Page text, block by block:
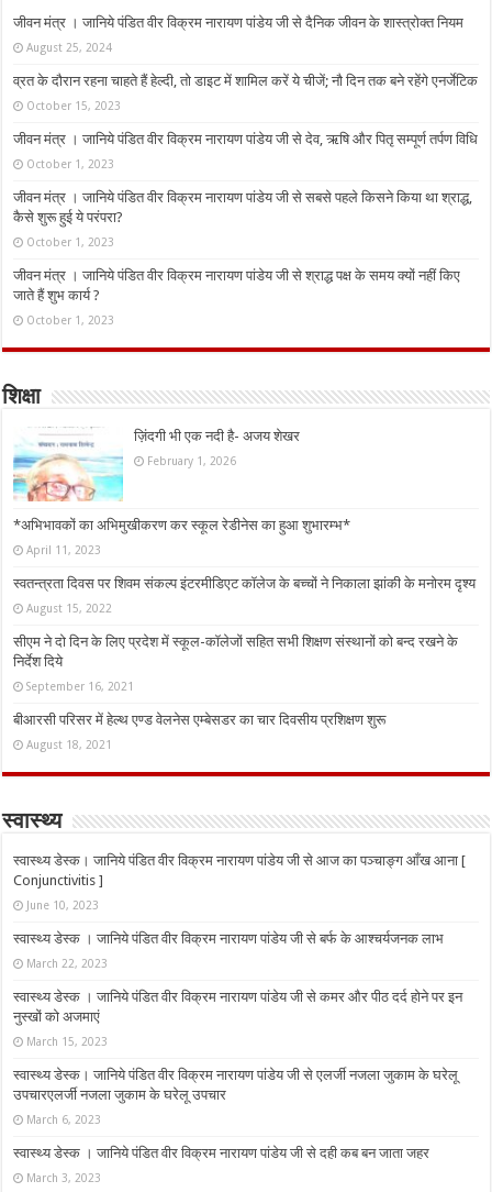
जीवन मंत्र । जानिये पंडित वीर विक्रम नारायण पांडेय जी से दैनिक जीवन के शास्त्रोक्त नियम
August 25, 2024
व्रत के दौरान रहना चाहते हैं हेल्दी, तो डाइट में शामिल करें ये चीजें; नौ दिन तक बने रहेंगे एनर्जेटिक
October 15, 2023
जीवन मंत्र । जानिये पंडित वीर विक्रम नारायण पांडेय जी से देव, ऋषि और पितृ सम्पूर्ण तर्पण विधि
October 1, 2023
जीवन मंत्र । जानिये पंडित वीर विक्रम नारायण पांडेय जी से सबसे पहले किसने किया था श्राद्ध,
कैसे शुरू हुई ये परंपरा?
October 1, 2023
जीवन मंत्र । जानिये पंडित वीर विक्रम नारायण पांडेय जी से श्राद्ध पक्ष के समय क्यों नहीं किए
जाते हैं शुभ कार्य ?
October 1, 2023
शिक्षा
ज़िंदगी भी एक नदी है- अजय शेखर
February 1, 2026
*अभिभावकों का अभिमुखीकरण कर स्कूल रेडीनेस का हुआ शुभारम्भ*
April 11, 2023
स्वतन्त्रता दिवस पर शिवम संकल्प इंटरमीडिएट कॉलेज के बच्चों ने निकाला झांकी के मनोरम दृश्य
August 15, 2022
सीएम ने दो दिन के लिए प्रदेश में स्कूल-कॉलेजों सहित सभी शिक्षण संस्थानों को बन्द रखने के
निर्देश दिये
September 16, 2021
बीआरसी परिसर में हेल्थ एण्ड वेलनेस एम्बेसडर का चार दिवसीय प्रशिक्षण शुरू
August 18, 2021
स्वास्थ्य
स्वास्थ्य डेस्क। जानिये पंडित वीर विक्रम नारायण पांडेय जी से आज का पञ्चाङ्ग आँख आना [
Conjunctivitis ]
June 10, 2023
स्वास्थ्य डेस्क । जानिये पंडित वीर विक्रम नारायण पांडेय जी से बर्फ के आश्चर्यजनक लाभ
March 22, 2023
स्वास्थ्य डेस्क । जानिये पंडित वीर विक्रम नारायण पांडेय जी से कमर और पीठ दर्द होने पर इन
नुस्‍खों को अजमाएं
March 15, 2023
स्वास्थ्य डेस्क। जानिये पंडित वीर विक्रम नारायण पांडेय जी से एलर्जी नजला जुकाम के घरेलू
उपचारएलर्जी नजला जुकाम के घरेलू उपचार
March 6, 2023
स्वास्थ्य डेस्क । जानिये पंडित वीर विक्रम नारायण पांडेय जी से दही कब बन जाता जहर
March 3, 2023